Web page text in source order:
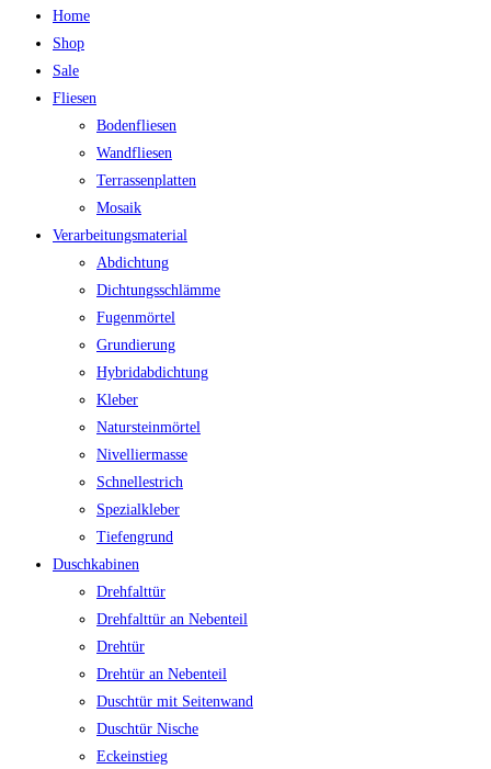
Home
Shop
Sale
Fliesen
Bodenfliesen
Wandfliesen
Terrassenplatten
Mosaik
Verarbeitungsmaterial
Abdichtung
Dichtungsschlämme
Fugenmörtel
Grundierung
Hybridabdichtung
Kleber
Natursteinmörtel
Nivelliermasse
Schnellestrich
Spezialkleber
Tiefengrund
Duschkabinen
Drehfalttür
Drehfalttür an Nebenteil
Drehtür
Drehtür an Nebenteil
Duschtür mit Seitenwand
Duschtür Nische
Eckeinstieg